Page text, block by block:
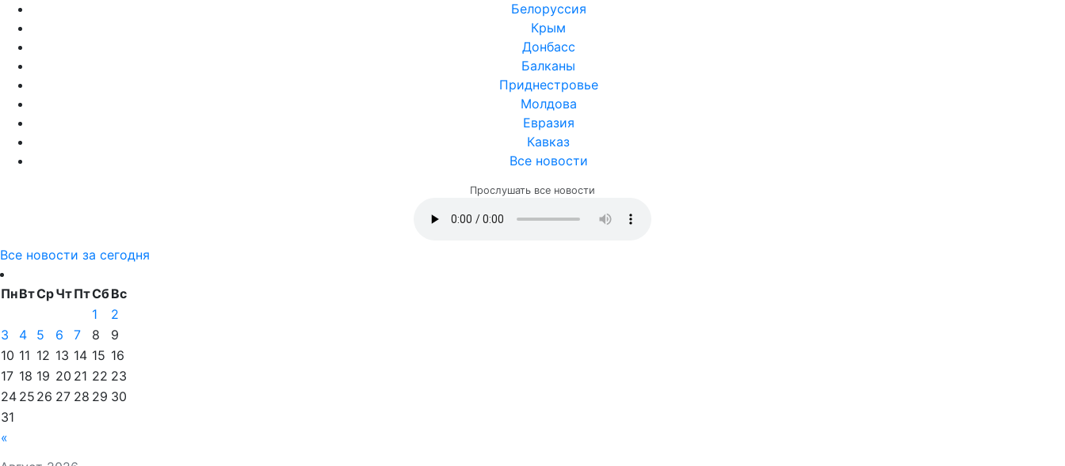
Белоруссия
Крым
Донбасс
Балканы
Приднестровье
Молдова
Евразия
Кавказ
Все новости
Прослушать все новости
Все новости за сегодня
ПнВтСрЧтПтСбВс
«
1
2
3
4 5 6 7 8
9
10 11 12 13 14 15 16
17 18 19 20 21 22 23
24 25 26 27 28 29 30
31